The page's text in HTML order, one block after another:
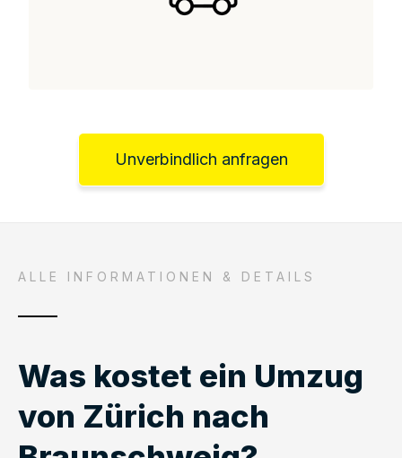
Unverbindlich anfragen
ALLE INFORMATIONEN & DETAILS
Was kostet ein Umzug
von Zürich nach